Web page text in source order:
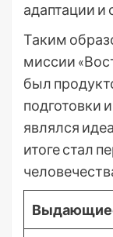
адаптации и
Таким
миссии
был
подготовки
являлся
итоге стал